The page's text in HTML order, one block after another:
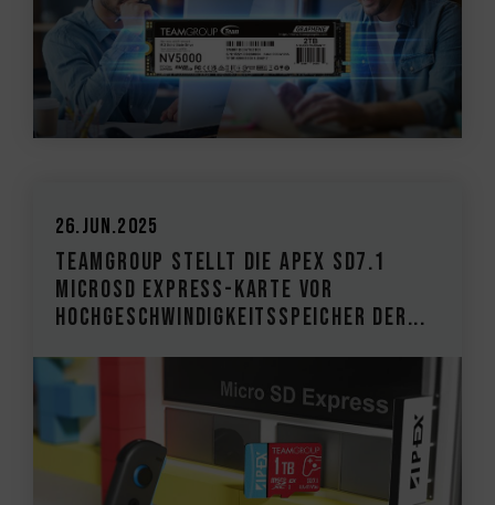
26.Jun.2025
TEAMGROUP stellt die APEX SD7.1
MicroSD Express-Karte vor
Hochgeschwindigkeitsspeicher der...